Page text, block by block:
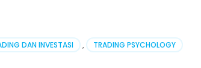
DAN INVESTASI , TRADING PSYCHOLOGY